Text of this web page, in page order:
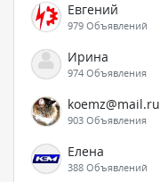
Евгений
979 Объявлений
Ирина
974 Объявления
koemz@mail.ru
903 Объявления
Елена
388 Объявлений